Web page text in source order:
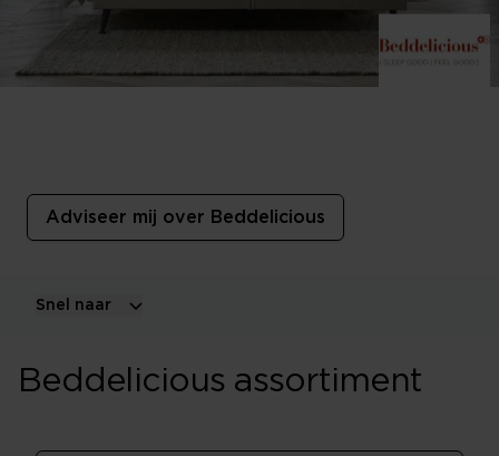
Adviseer mij over Beddelicious
Snel naar
Beddelicious assortiment